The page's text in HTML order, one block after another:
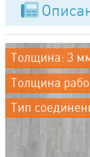
Толщина: 3
Толщина
Тип